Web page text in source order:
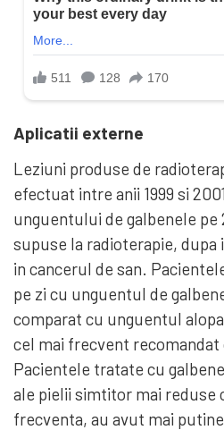
Aplicatii externe
Leziuni produse de
efectuat intre anii 1999 si
unguentului de galbenele pe
supuse la radioterapie,
in cancerul de san.
pe zi cu unguentul de
comparat cu unguentul
cel mai frecvent recomandat
Pacientele tratate cu
ale pielii simtitor mai reduse
frecventa, au avut mai